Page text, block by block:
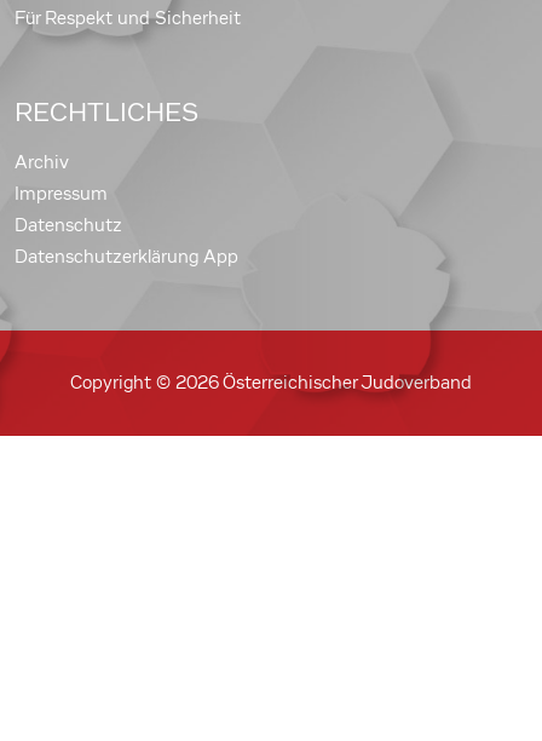
Für Respekt und Sicherheit
RECHTLICHES
Archiv
Impressum
Datenschutz
Datenschutzerklärung App
Copyright © 2026 Österreichischer Judoverband